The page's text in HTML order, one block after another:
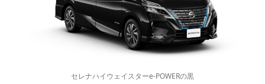
セレナハイウェイスターe-POWERの黒